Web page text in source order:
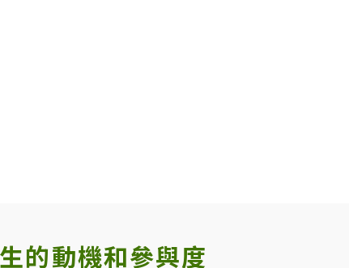
的動機和參與度